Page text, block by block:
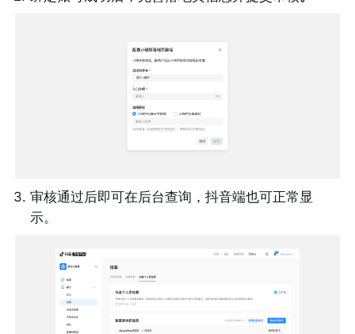
3. 审核通过后即可在后台查询，抖音端也可正常显
示。